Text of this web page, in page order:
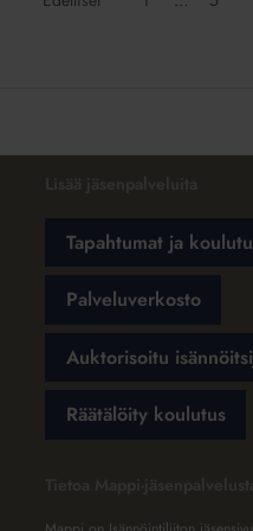
Tapahtumat ja
Palveluverkosto
Auktorisoitu
Räätälöity koulutus